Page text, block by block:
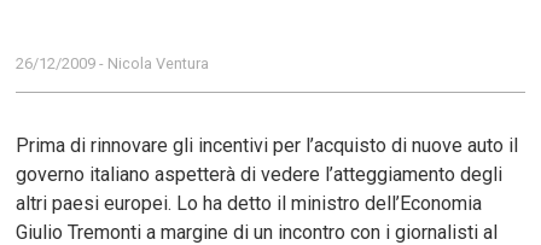
26/12/2009 - Nicola Ventura
Prima di rinnovare gli incentivi per l’acquisto di nuove auto il
governo italiano aspetterà di vedere l’atteggiamento degli
altri paesi europei. Lo ha detto il ministro dell’Economia
Giulio Tremonti a margine di un incontro con i giornalisti al